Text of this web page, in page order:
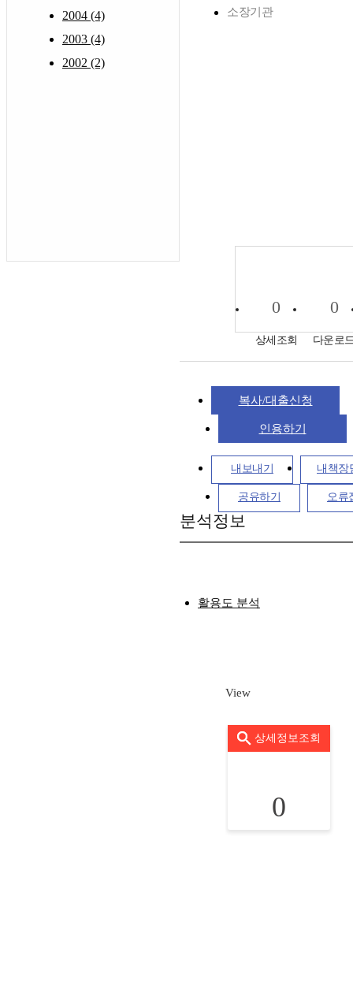
2004 (4)
2003 (4)
2002 (2)
소장기관
0
상세조회
0
다운로
복사/대출신청
인용하기
내보내기 내책장
공유하기 오류
분석정보
활용도 분석
View
상세정보조회
0